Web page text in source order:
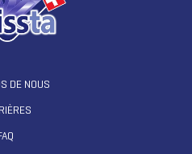
DE NOUS